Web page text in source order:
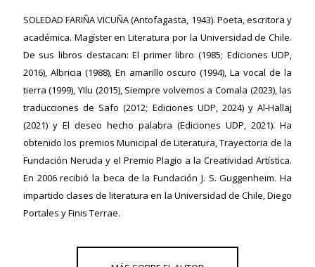
SOLEDAD FARIÑA VICUÑA(Antofagasta, 1943). Poeta, escritora y
académica. Magíster en Literatura por la Universidad de Chile.
De sus libros destacan: El primer libro (1985; Ediciones UDP,
2016), Albricia (1988), En amarillo oscuro (1994), La vocal de la
tierra (1999), YIlu (2015), Siempre volvemos a Comala (2023), las
traducciones de Safo (2012; Ediciones UDP, 2024) y Al-Hallaj
(2021) y El deseo hecho palabra (Ediciones UDP, 2021). Ha
obtenido los premios Municipal de Literatura, Trayectoria de la
Fundación Neruda y el Premio Plagio a la Creatividad Artística.
En 2006 recibió la beca de la Fundación J. S. Guggenheim. Ha
impartido clases de literatura en la Universidad de Chile, Diego
Portales y Finis Terrae.